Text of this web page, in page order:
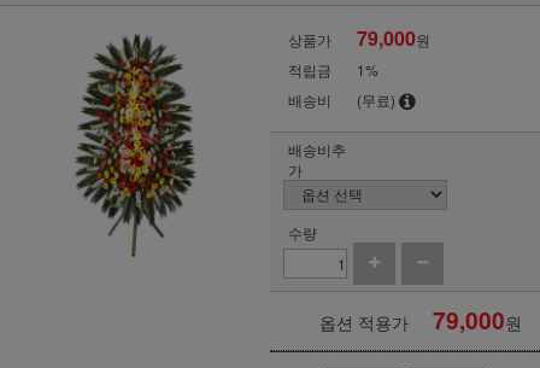
상품가 79,000원
적립금
1%
배송비
(무료)
배송비추
가
수량
옵션 적용가 79,000원